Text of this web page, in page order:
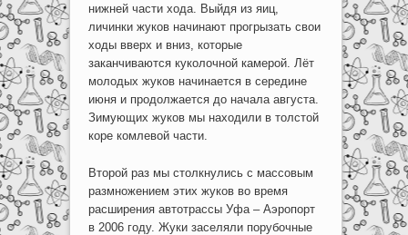
нижней части хода. Выйдя из яиц,
личинки жуков начинают прогрызать свои
ходы вверх и вниз, которые
заканчиваются куколочной камерой. Лёт
молодых жуков начинается в середине
июня и продолжается до начала августа.
Зимующих жуков мы находили в толстой
коре комлевой части.
Второй раз мы столкнулись с массовым
размножением этих жуков во время
расширения автотрассы Уфа – Аэропорт
в 2006 году. Жуки заселяли порубочные